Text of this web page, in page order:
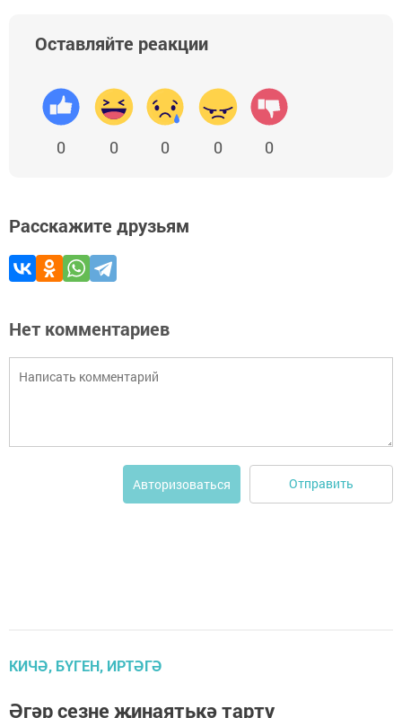
Оставляйте реакции
0 0 0 0 0
Расскажите друзьям
Нет комментариев
Авторизоваться Отправить
КИЧӘ, БҮГЕН, ИРТӘГӘ
Әгәр сезне җинаятькә тарту